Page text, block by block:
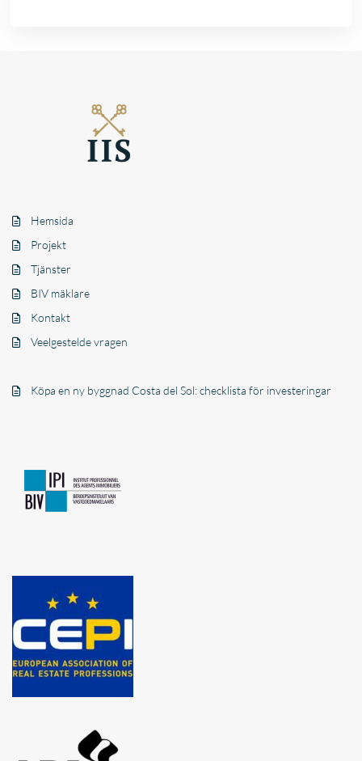
Hemsida
Projekt
Tjänster
BIV mäklare
Kontakt
Veelgestelde vragen
Köpa en ny byggnad Costa del Sol: checklista för investeringar